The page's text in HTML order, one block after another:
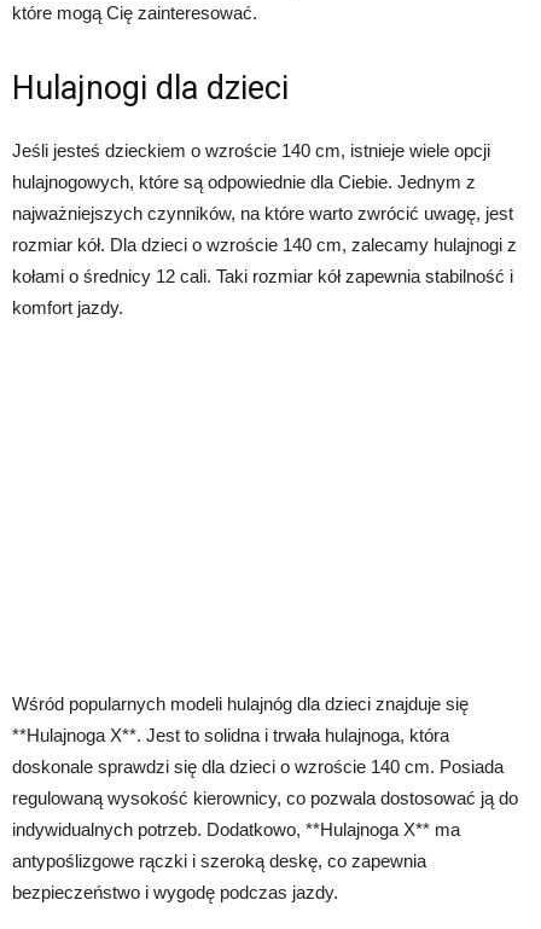
które mogą Cię zainteresować.
Hulajnogi dla dzieci
Jeśli jesteś dzieckiem o wzroście 140 cm, istnieje wiele opcji
hulajnogowych, które są odpowiednie dla Ciebie. Jednym z
najważniejszych czynników, na które warto zwrócić uwagę, jest
rozmiar kół. Dla dzieci o wzroście 140 cm, zalecamy hulajnogi z
kołami o średnicy 12 cali. Taki rozmiar kół zapewnia stabilność i
komfort jazdy.
Wśród popularnych modeli hulajnóg dla dzieci znajduje się
**Hulajnoga X**. Jest to solidna i trwała hulajnoga, która
doskonale sprawdzi się dla dzieci o wzroście 140 cm. Posiada
regulowaną wysokość kierownicy, co pozwala dostosować ją do
indywidualnych potrzeb. Dodatkowo, **Hulajnoga X** ma
antypoślizgowe rączki i szeroką deskę, co zapewnia
bezpieczeństwo i wygodę podczas jazdy.